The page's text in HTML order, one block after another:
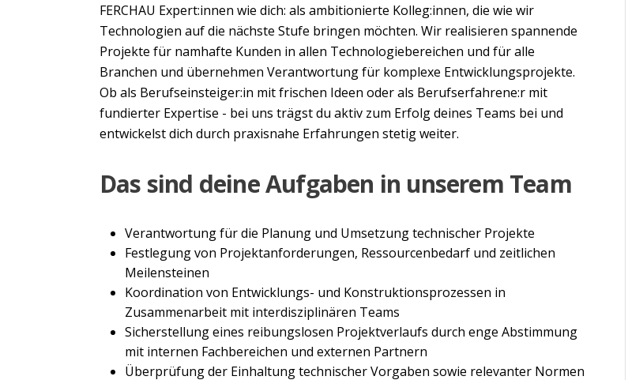
FERCHAU Expert:innen wie dich: als ambitionierte Kolleg:innen, die wie wir
Technologien auf die nächste Stufe bringen möchten. Wir realisieren spannende
Projekte für namhafte Kunden in allen Technologiebereichen und für alle
Branchen und übernehmen Verantwortung für komplexe Entwicklungsprojekte.
Ob als Berufseinsteiger:in mit frischen Ideen oder als Berufserfahrene:r mit
fundierter Expertise - bei uns trägst du aktiv zum Erfolg deines Teams bei und
entwickelst dich durch praxisnahe Erfahrungen stetig weiter.
Das sind deine Aufgaben in unserem Team
Verantwortung für die Planung und Umsetzung technischer Projekte
Festlegung von Projektanforderungen, Ressourcenbedarf und zeitlichen
Meilensteinen
Koordination von Entwicklungs- und Konstruktionsprozessen in
Zusammenarbeit mit interdisziplinären Teams
Sicherstellung eines reibungslosen Projektverlaufs durch enge Abstimmung
mit internen Fachbereichen und externen Partnern
Überprüfung der Einhaltung technischer Vorgaben sowie relevanter Normen